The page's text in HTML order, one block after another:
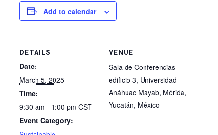
Add to calendar
DETAILS
Date:
March 5, 2025
Time:
9:30 am - 1:00 pm CST
Event Category:
VENUE
Sala de Conferencias
edificio 3, Universidad
Anáhuac Mayab, Mérida,
Yucatán, México